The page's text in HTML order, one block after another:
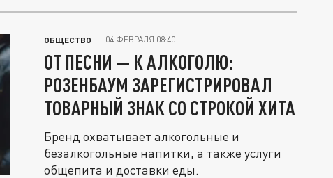
ОБЩЕСТВО 04 ФЕВРАЛЯ 08:40
ОТ ПЕСНИ — К АЛКОГОЛЮ:
РОЗЕНБАУМ ЗАРЕГИСТРИРОВАЛ
ТОВАРНЫЙ ЗНАК СО СТРОКОЙ ХИТА
Бренд охватывает алкогольные и
безалкогольные напитки, а также услуги
общепита и доставки еды.